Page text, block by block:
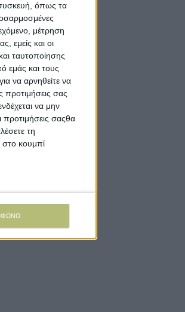
όπως τα
μέτρηση
εμείς και οι
ταυτοποίησης
εμάς και τους
να αρνηθείτε να
προτιμήσεις σας
να μην
προτιμήσεις σαςθα
τη
στο κουμπί